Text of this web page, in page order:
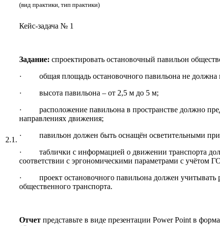
(вид практики, тип практики)
2.1.
Кейс-задача № 1
Задание: спроектировать остановочный павильон
· общая площадь остановочного павильона не должна
· высота павильона – от 2,5 м до 5 м;
· расположение павильона в пространстве должно
направлениях движения;
· павильон должен быть оснащён осветительными
· таблички с информацией о движении транспорта
соответствии с эргономическими параметрами с учётом
· проект остановочного павильона должен учитывать
общественного транспорта.
Отчет представьте в виде презентации Power Point в